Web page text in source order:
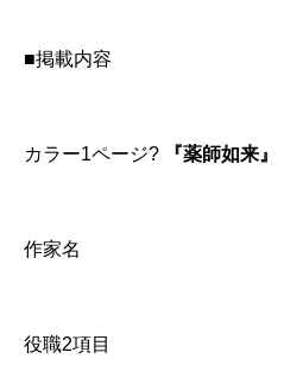
■掲載内容
カラー1ページ? 『薬師如来』
作家名
役職2項目